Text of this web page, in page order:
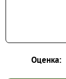
Оценка: